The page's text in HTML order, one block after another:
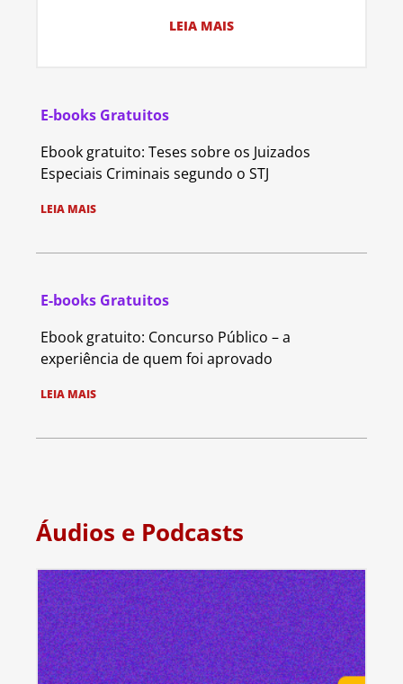
LEIA MAIS
E-books Gratuitos
Ebook gratuito: Teses sobre os Juizados
Especiais Criminais segundo o STJ
LEIA MAIS
E-books Gratuitos
Ebook gratuito: Concurso Público – a
experiência de quem foi aprovado
LEIA MAIS
Áudios e Podcasts